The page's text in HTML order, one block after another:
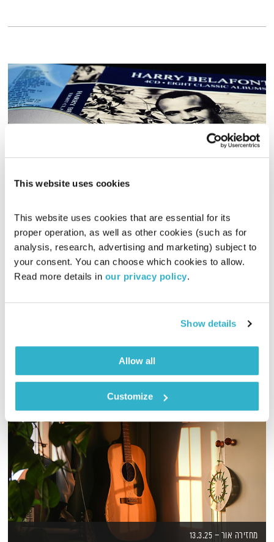
This website uses cookies
This website uses cookies that are essential for its
proper operation, as well as other cookies (such as for
analysis, research, advertising and marketing) subject to
your consent. You can choose which cookies to allow.
Read more details in our privacy policy.
Show details
Allow all
Customize
טיול שבת
מיכל גפן
06.05.23
02:01:24
מיכל גפן מזמינה אתכם לשעתיים של מוזיקה שמגיעה מכל קצווי
אודיו
מחזירה אור – 13.3.25